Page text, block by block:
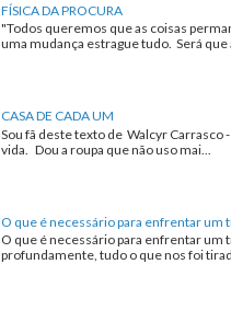
FÍSICA DA PROCURA
"Todos queremos que as coisas
uma mudança estrague tudo. Será que
CASA DE CADA UM
Sou fã deste texto de Walcyr Carrasco
vida. Dou a roupa que não uso mai...
O que é necessário para enfrentar um
O que é necessário para enfrentar um
profundamente, tudo o que nos foi